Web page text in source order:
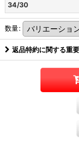
34/30
数量:
返品特約に関する重